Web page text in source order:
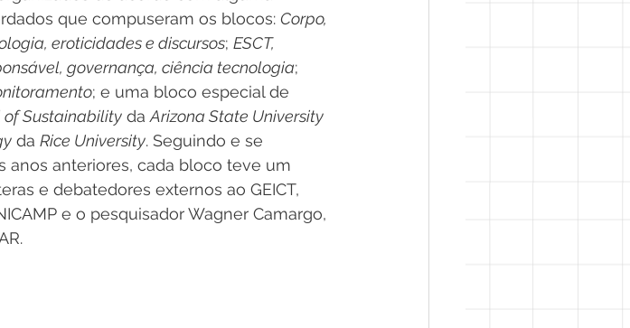
que compuseram os blocos: Corpo,
eroticidades e discursos; ESCT,
governança, ciência tecnologia;
; e uma bloco especial de
of Sustainability da Arizona State University
da Rice University. Seguindo e se
anteriores, cada bloco teve um
e debatedores externos ao GEICT,
e o pesquisador Wagner Camargo,